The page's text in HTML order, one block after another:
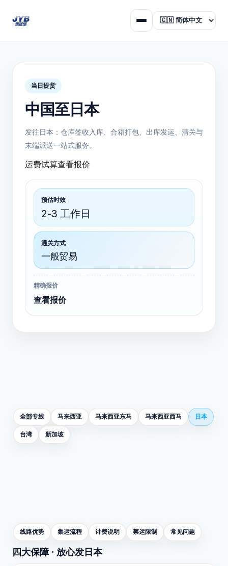
当日提货
中国至日本
发往日本：仓库签收入库、合箱打包、出库发运、清关与
末端派送一站式服务。
运费试算查看报价
预估时效
2-3 工作日
通关方式
一般贸易
精确报价
查看报价
全部专线 马来西亚 马来西亚东马 马来西亚西马 日本
台湾 新加坡
线路优势 集运流程 计费说明 禁运限制 常见问题
四大保障 · 放心发日本